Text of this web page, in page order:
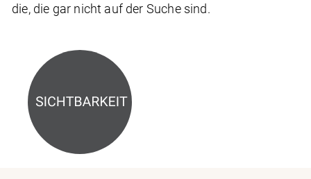
die, die gar nicht auf der Suche sind.